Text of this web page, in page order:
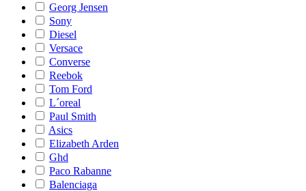
Georg Jensen
Sony
Diesel
Versace
Converse
Reebok
Tom Ford
L´oreal
Paul Smith
Asics
Elizabeth Arden
Ghd
Paco Rabanne
Balenciaga